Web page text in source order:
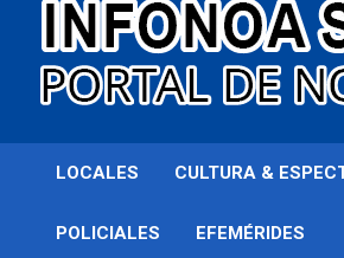
Infonoa Salta
LOCALES CULTURA &
POLICIALES EFEMÉRIDES